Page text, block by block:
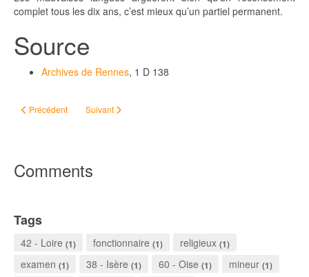
complet tous les dix ans, c’est mieux qu’un partiel permanent.
Source
Archives de Rennes, 1 D 138
Article précédent : Tableau d'ascendance, 1975
Précédent Article suivant : Un convertisseur de dates révolutionnaires
Suivant
Comments
Tags
42 - Loire (1) fonctionnaire (1) religieux (1)
examen (1) 38 - Isère (1) 60 - Oise (1) mineur (1)